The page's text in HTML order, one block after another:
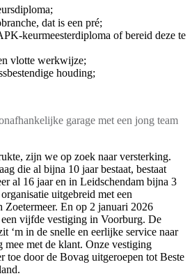
dat is een pré;
keurmeesterdiploma of bereid deze te
vlotte werkwijze;
houding;
garage met een jong team
zijn we op zoek naar versterking.
die al bijna 10 jaar bestaat, bestaat
al 16 jaar en in Leidschendam bijna 3
uitgebreid met een
Zoetermeer. En op 2 januari 2026
vijfde vestiging in Voorburg. De
‘m in de snelle en eerlijke service naar
mee met de klant. Onze vestiging
toe door de Bovag uitgeroepen tot Beste